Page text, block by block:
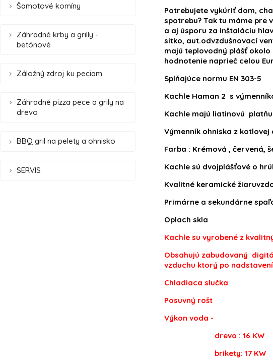
Šamotové komíny
Záhradné krby a grilly -
betónové
Záložný zdroj ku peciam
Záhradné pizza pece a grily na
drevo
BBQ gril na pelety a ohnisko
SERVIS
Potrebujete vykúriť dom,
spotrebu? Tak tu máme pre
a aj úsporu za inštaláciu
sitko, aut.odvzdušnovací
majú teplovodný plášť okolo
hodnotenie naprieč celou
Splňajúce normu EN 303-5
Kachle Haman 2 s
Kachle majú liatinovú
Výmenník ohniska z kotlovej
Farba : Krémová , červená,
Kachle sú dvojplášťové o
Kvalitné keramické
Primárne a sekundárne
Oplach skla
Kachle su vyrobené z
Obsahujú zabudovaný
vzduchu ktorý po
Chladiaca slučka
Posuvný rošt
Výkon voda -
drevo : 16 KW
brikety: 17 KW